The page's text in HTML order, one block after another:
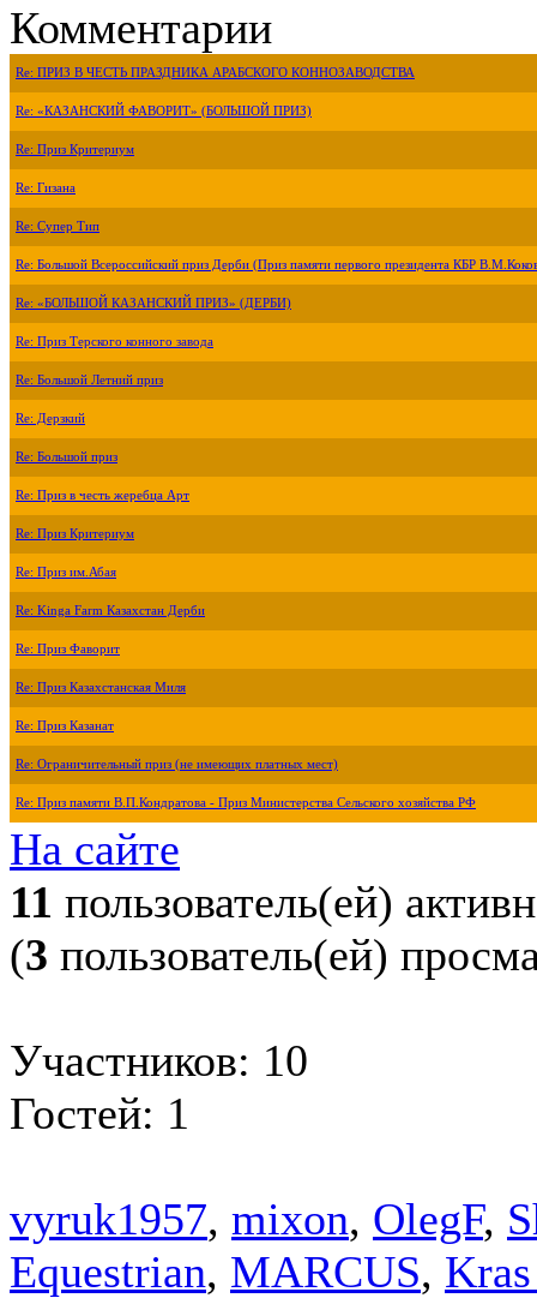
Комментарии
Re: ПРИЗ В ЧЕСТЬ ПРАЗДНИКА АРАБСКОГО КОННОЗАВОДСТВА
Re: «КАЗАНСКИЙ ФАВОРИТ» (БОЛЬШОЙ ПРИЗ)
Re: Приз Критериум
Re: Гизана
Re: Супер Тип
Re: Большой Всероссийский приз Дерби (Приз памяти первого президента КБР
Re: «БОЛЬШОЙ КАЗАНСКИЙ ПРИЗ» (ДЕРБИ)
Re: Приз Терского конного завода
Re: Большой Летний приз
Re: Дерзкий
Re: Большой приз
Re: Приз в честь жеребца Арт
Re: Приз Критериум
Re: Приз им.Абая
Re: Kinga Farm Казахстан Дерби
Re: Приз Фаворит
Re: Приз Казахстанская Миля
Re: Приз Казанат
Re: Ограничительный приз (не имеющих платных мест)
Re: Приз памяти В.П.Кондратова - Приз Министерства Сельского хозяйства РФ
На сайте
11 пользователь(ей)
(3 пользователь(ей)
Участников: 10
Гостей: 1
vyruk1957, mixon, OlegF,
Equestrian, MARCUS,